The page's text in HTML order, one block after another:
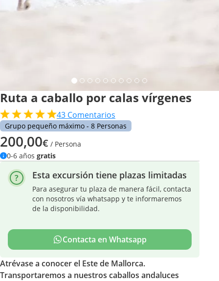
Ruta a caballo por calas vírgenes
43 Comentarios
Grupo pequeño máximo - 8 Personas
200,00€ / Persona
0-6 años gratis
Esta excursión tiene plazas limitadas
Para asegurar tu plaza de manera fácil, contacta
con nosotros vía whatsapp y te informaremos
de la disponibilidad.
Contacta en Whatsapp
Atrévase a conocer el Este de Mallorca.
Transportaremos a nuestros caballos andaluces